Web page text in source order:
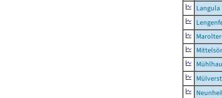
Langula